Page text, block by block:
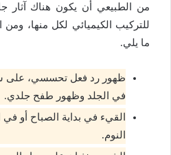
من الطبيعي أن يكون هناك آثار
للتركيب الكيميائي لكل منها، ومن
ما يلي.
ظهور رد فعل تحسسي، على
في الجلد وظهور طفح جلدي.
القيء في بداية الصباح أو
النوم.